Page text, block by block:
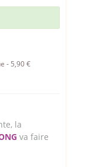
- 5,90 €
la
va faire